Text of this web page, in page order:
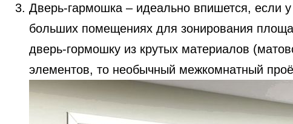
Дверь-гармошка – идеально впишется, если
больших помещениях для зонирования
дверь-гормошку из крутых материалов
элементов, то необычный межкомнатный